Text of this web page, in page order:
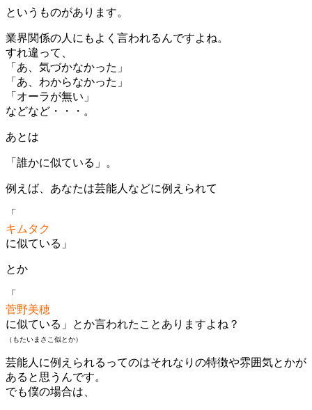
というものがあります。
業界関係の人にもよく言われるんですよね。
すれ違って、
「あ、気づかなかった」
「あ、わからなかった」
「オーラが無い」
などなど・・・。
あとは
「誰かに似ている」。
例えば、あなたは芸能人などに例えられて
「
キムタク
に似ている」
とか
「
菅野美穂
に似ている」とか言われたことありますよね？
（もたいまさこ似とか）
芸能人に例えられるってのはそれなりの特徴や雰囲気とかが
あると思うんです。
でも僕の場合は、